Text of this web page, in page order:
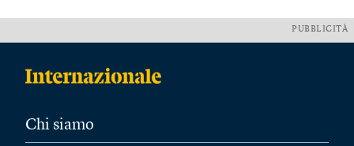
PUBBLICITÀ
Chi siamo